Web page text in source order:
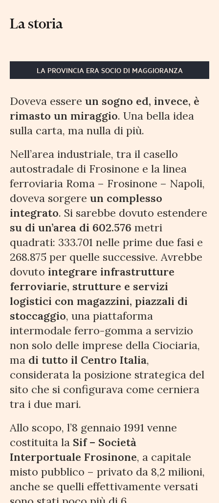
La storia
LA PROVINCIA ERA SOCIO DI MAGGIORANZA
Doveva essere un sogno ed, invece, è
rimasto un miraggio. Una bella idea
sulla carta, ma nulla di più.
Nell’area industriale, tra il casello
autostradale di Frosinone e la linea
ferroviaria Roma – Frosinone – Napoli,
doveva sorgere un complesso
integrato. Si sarebbe dovuto estendere
su di un’area di 602.576 metri
quadrati: 333.701 nelle prime due fasi e
268.875 per quelle successive. Avrebbe
dovuto integrare infrastrutture
ferroviarie, strutture e servizi
logistici con magazzini, piazzali di
stoccaggio, una piattaforma
intermodale ferro-gomma a servizio
non solo delle imprese della Ciociaria,
ma di tutto il Centro Italia,
considerata la posizione strategica del
sito che si configurava come cerniera
tra i due mari.
Allo scopo, l’8 gennaio 1991 venne
costituita la Sif – Società
Interportuale Frosinone, a capitale
misto pubblico – privato da 8,2 milioni,
anche se quelli effettivamente versati